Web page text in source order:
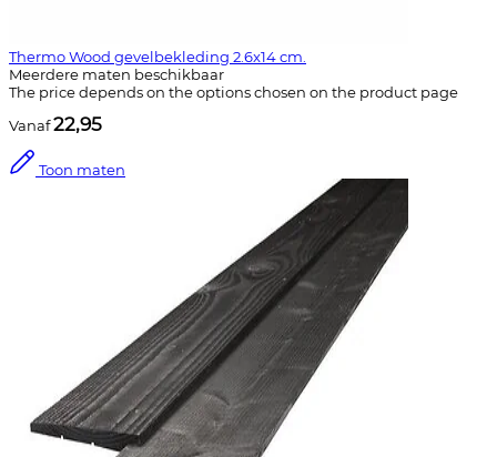
Thermo Wood gevelbekleding 2.6x14 cm.
Meerdere maten beschikbaar
The price depends on the options chosen on the product page
Vanaf22,95
Toon maten